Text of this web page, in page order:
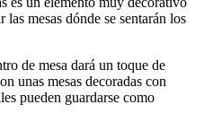
mesas dónde se sentarán los
de mesa dará un toque de
unas mesas decoradas con
pueden guardarse como